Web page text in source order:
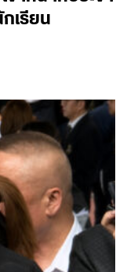
เรียน